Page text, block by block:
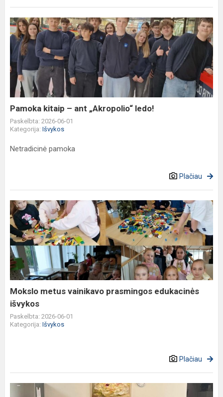
Pamoka
kitaip
–
ant
„Akropolio“
ledo!
Pamoka kitaip – ant „Akropolio“ ledo!
Paskelbta: 2026-06-01
Kategorija: Išvykos
Netradicinė pamoka
Plačiau
Mokslo
metus
vainikavo
prasmingos
edukacinės
išvykos
Mokslo metus vainikavo prasmingos edukacinės
išvykos
Paskelbta: 2026-06-01
Kategorija: Išvykos
Plačiau
Šiaulių